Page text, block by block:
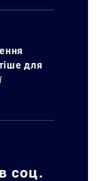
для
соц.